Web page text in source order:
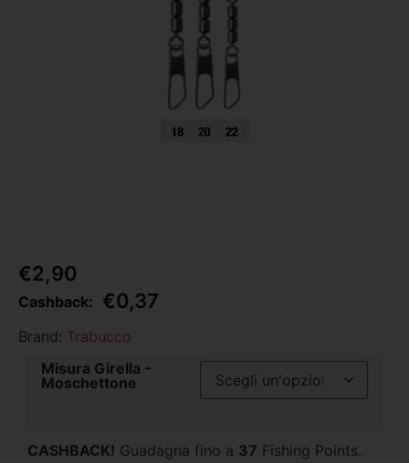
€2,90
Cashback: €0,37
Brand: Trabucco
Misura Girella -
Moschettone
CASHBACK! Guadagna fino a 37 Fishing Points.